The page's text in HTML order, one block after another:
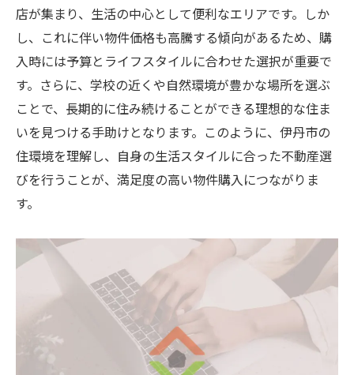
店が集まり、生活の中心として便利なエリアです。しか
し、これに伴い物件価格も高騰する傾向があるため、購
入時には予算とライフスタイルに合わせた選択が重要で
す。さらに、学校の近くや自然環境が豊かな場所を選ぶ
ことで、長期的に住み続けることができる理想的な住ま
いを見つける手助けとなります。このように、伊丹市の
住環境を理解し、自身の生活スタイルに合った不動産選
びを行うことが、満足度の高い物件購入につながりま
す。